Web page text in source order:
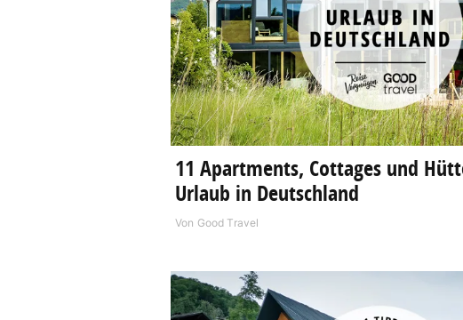
11 Apartments, Cottages und
Urlaub in Deutschland
Von Good Travel